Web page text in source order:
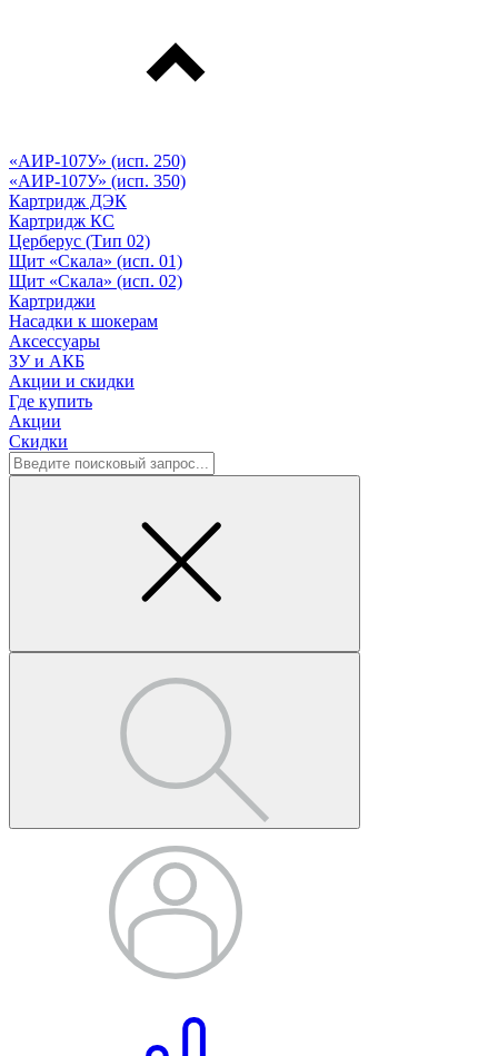
«АИР-107У» (исп. 250)
«АИР-107У» (исп. 350)
Картридж ДЭК
Картридж КС
Церберус (Тип 02)
Щит «Скала» (исп. 01)
Щит «Скала» (исп. 02)
Картриджи
Насадки к шокерам
Аксессуары
ЗУ и АКБ
Акции и скидки
Где купить
Акции
Скидки